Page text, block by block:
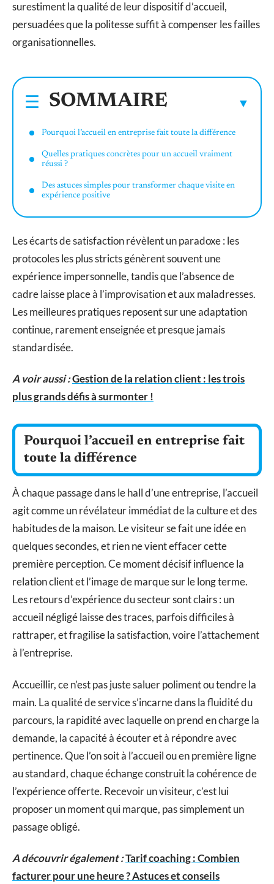
surestiment la qualité de leur dispositif d’accueil,
persuadées que la politesse suffit à compenser les failles
organisationnelles.
SOMMAIRE
Pourquoi l’accueil en entreprise fait toute la différence
Quelles pratiques concrètes pour un accueil vraiment
réussi ?
Des astuces simples pour transformer chaque visite en
expérience positive
Les écarts de satisfaction révèlent un paradoxe : les
protocoles les plus stricts génèrent souvent une
expérience impersonnelle, tandis que l’absence de
cadre laisse place à l’improvisation et aux maladresses.
Les meilleures pratiques reposent sur une adaptation
continue, rarement enseignée et presque jamais
standardisée.
A voir aussi :Gestion de la relation client : les trois
plus grands défis à surmonter !
Pourquoi l’accueil en entreprise fait
toute la différence
À chaque passage dans le hall d’une entreprise, l’accueil
agit comme un révélateur immédiat de la culture et des
habitudes de la maison. Le visiteur se fait une idée en
quelques secondes, et rien ne vient effacer cette
première perception. Ce moment décisif influence la
relation client et l’image de marque sur le long terme.
Les retours d’expérience du secteur sont clairs : un
accueil négligé laisse des traces, parfois difficiles à
rattraper, et fragilise la satisfaction, voire l’attachement
à l’entreprise.
Accueillir, ce n’est pas juste saluer poliment ou tendre la
main. La qualité de service s’incarne dans la fluidité du
parcours, la rapidité avec laquelle on prend en charge la
demande, la capacité à écouter et à répondre avec
pertinence. Que l’on soit à l’accueil ou en première ligne
au standard, chaque échange construit la cohérence de
l’expérience offerte. Recevoir un visiteur, c’est lui
proposer un moment qui marque, pas simplement un
passage obligé.
A découvrir également :Tarif coaching : Combien
facturer pour une heure ? Astuces et conseils